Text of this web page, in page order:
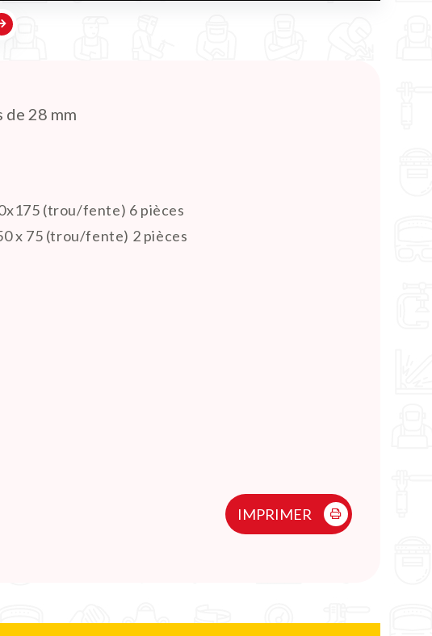
de 28 mm
(trou/fente) 6 pièces
x 75 (trou/fente) 2 pièces
IMPRIMER